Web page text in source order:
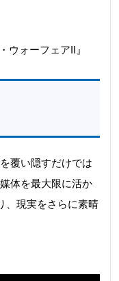
ウォーフェアII』
覆い隠すだけでは
体を最大限に活か
、現実をさらに素晴